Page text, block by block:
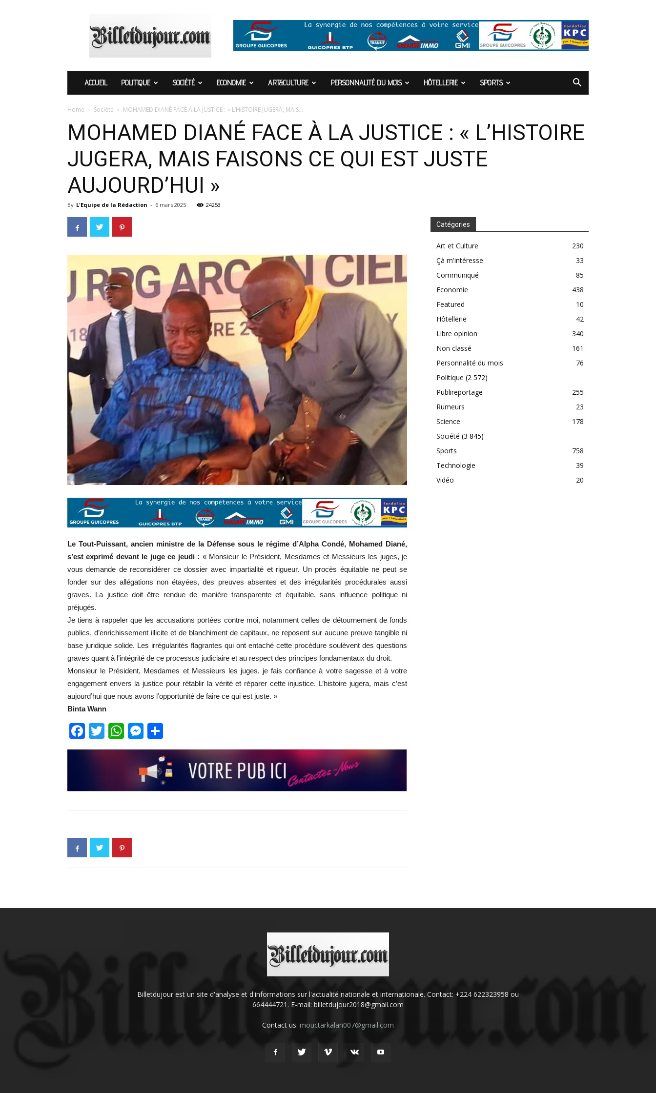
ACCUEIL POLITIQUE SOCIÉTÉ ECONOMIE ART&CULTURE PERSONNALITÉ DU MOIS HÔTELLERIE SPORTS
Home Société MOHAMED DIANÉ FACE À LA JUSTICE : « L’HISTOIRE JUGERA, MAIS...
MOHAMED DIANÉ FACE À LA JUSTICE : « L’HISTOIRE
JUGERA, MAIS FAISONS CE QUI EST JUSTE
AUJOURD’HUI »
By L'Equipe de la Rédaction - 6 mars 2025 24253
Le Tout-Puissant, ancien ministre de la Défense sous le régime d’Alpha Condé, Mohamed Diané,
s’est exprimé devant le juge ce jeudi : « Monsieur le Président, Mesdames et Messieurs les juges, je
vous demande de reconsidérer ce dossier avec impartialité et rigueur. Un procès équitable ne peut se
fonder sur des allégations non étayées, des preuves absentes et des irrégularités procédurales aussi
graves. La justice doit être rendue de manière transparente et équitable, sans influence politique ni
préjugés.
Je tiens à rappeler que les accusations portées contre moi, notamment celles de détournement de fonds
publics, d’enrichissement illicite et de blanchiment de capitaux, ne reposent sur aucune preuve tangible ni
base juridique solide. Les irrégularités flagrantes qui ont entaché cette procédure soulèvent des questions
graves quant à l’intégrité de ce processus judiciaire et au respect des principes fondamentaux du droit.
Monsieur le Président, Mesdames et Messieurs les juges, je fais confiance à votre sagesse et à votre
engagement envers la justice pour rétablir la vérité et réparer cette injustice. L’histoire jugera, mais c’est
aujourd’hui que nous avons l’opportunité de faire ce qui est juste. »
Binta Wann
Facebook
TwitterWhatsApp
Messenger
Catégories
Art et Culture
230
Çà m'intéresse
33
Communiqué
85
Economie
438
Featured
10
Hôtellerie
42
Libre opinion
340
Non classé
161
Personnalité du mois
76
Politique (2 572)
Publireportage
255
Rumeurs
23
Science
178
Société (3 845)
Sports
758
Technologie
39
Vidéo
20
Billetdujour est un site d'analyse et d'informations sur l'actualité nationale et internationale. Contact: +224 622323958 ou
664444721. E-mail: billetdujour2018@gmail.com
Contact us: mouctarkalan007@gmail.com